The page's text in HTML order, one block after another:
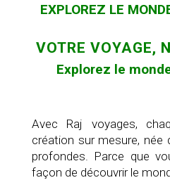
EXPLOREZ LE
VOTRE VOYAGE,
Explorez le
Avec Raj voyages,
création sur mesure, née
profondes. Parce que
façon de découvrir le